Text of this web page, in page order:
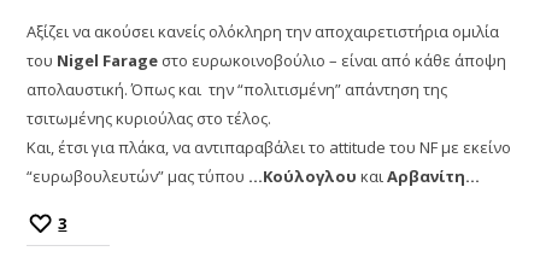
Αξίζει να ακούσει κανείς ολόκληρη την αποχαιρετιστήρια ομιλία
του Nigel Farage στο ευρωκοινοβούλιο – είναι από κάθε άποψη
απολαυστική. Όπως και την “πολιτισμένη” απάντηση της
τσιτωμένης κυριούλας στο τέλος.
Και, έτσι για πλάκα, να αντιπαραβάλει το attitude του NF με εκείνο
“ευρωβουλευτών” μας τύπου …ΚούλογλουκαιΑρβανίτη…
3